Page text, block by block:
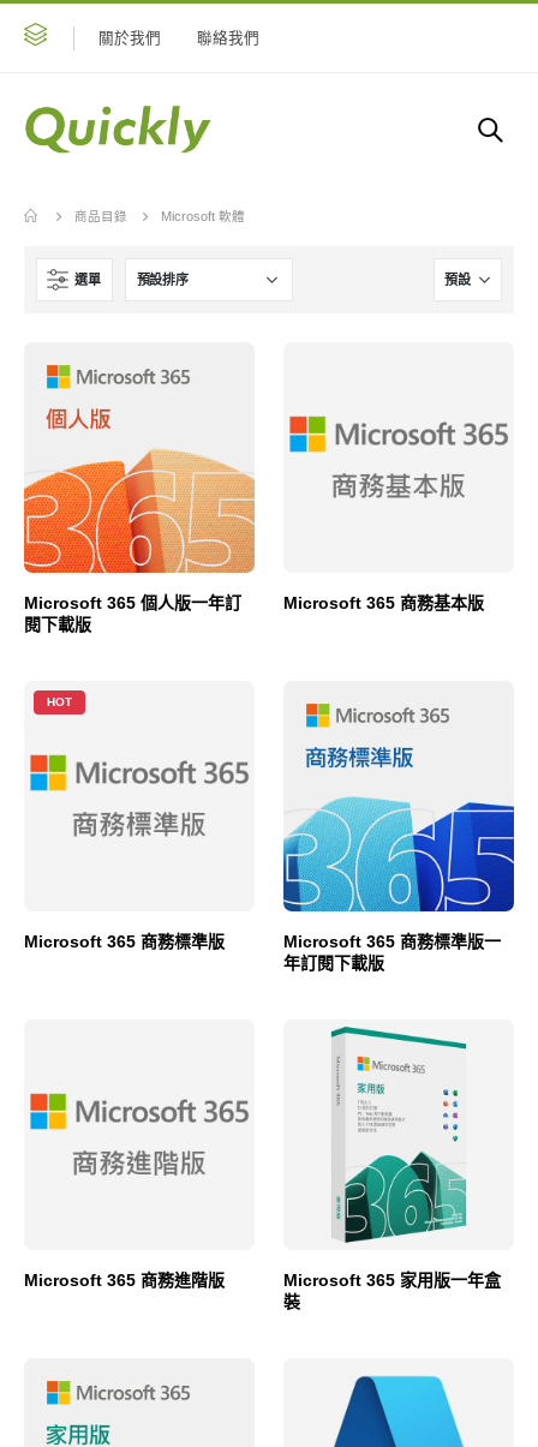
關於我們 聯絡我們
商品目錄 Microsoft 軟體
選單
Microsoft 365 個人版一年訂
閱下載版
Microsoft 365 商務基本版
HOT
Microsoft 365 商務標準版
Microsoft 365 商務標準版一
年訂閱下載版
Microsoft 365 商務進階版
Microsoft 365 家用版一年盒
裝